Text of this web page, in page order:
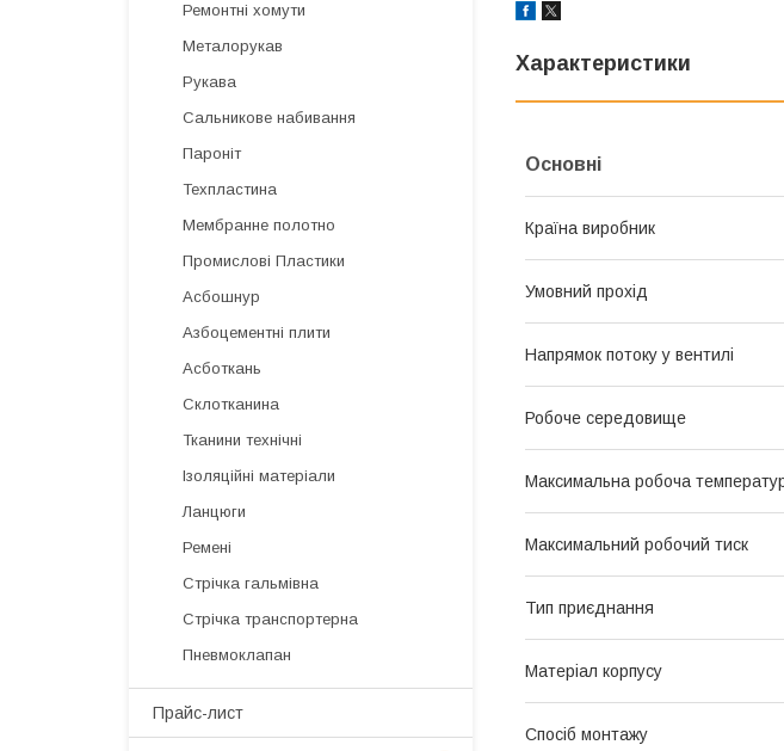
Характеристики
Основні
Країна виробник
Умовний прохід
Напрямок потоку у вентилі
Робоче середовище
Максимальна робоча
Максимальний робочий тиск
Тип приєднання
Матеріал корпусу
Спосіб монтажу
Ремонтні хомути
Металорукав
Рукава
Сальникове набивання
Пароніт
Техпластина
Мембранне полотно
Промислові Пластики
Асбошнур
Азбоцементні плити
Асботкань
Склотканина
Тканини технічні
Ізоляційні матеріали
Ланцюги
Ремені
Стрічка гальмівна
Стрічка транспортерна
Пневмоклапан
Прайс-лист